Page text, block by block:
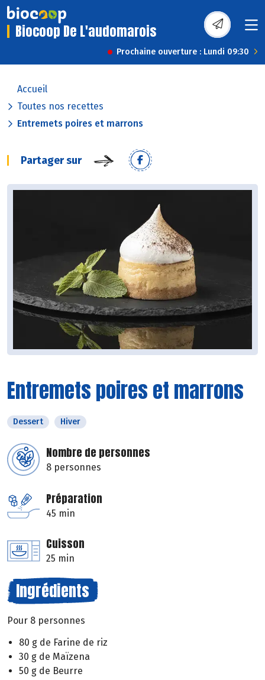
Biocoop De L'audomarois
Prochaine ouverture : Lundi 09:30
Accueil
Toutes nos recettes
Entremets poires et marrons
Partager sur
Entremets poires et marrons
Dessert Hiver
Nombre de personnes
8 personnes
Préparation
45 min
Cuisson
25 min
Ingrédients
Pour 8 personnes
80 g de Farine de riz
30 g de Maïzena
50 g de Beurre